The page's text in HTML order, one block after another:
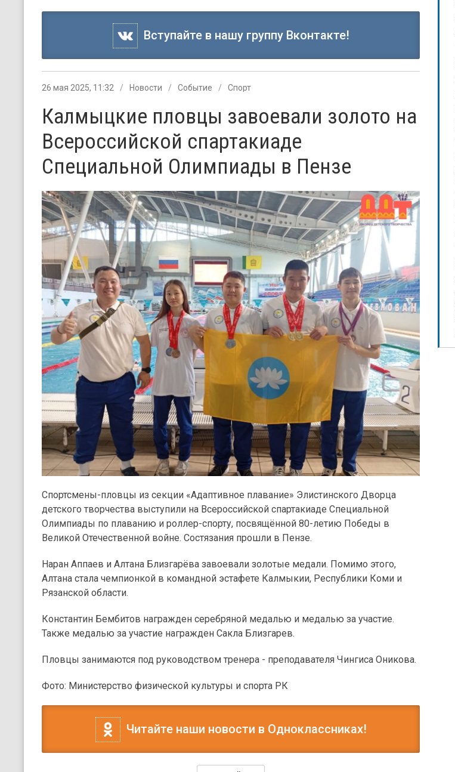
Вступайте в нашу группу Вконтакте!
26 мая 2025, 11:32 Новости Событие Спорт
Калмыцкие пловцы завоевали золото на
Всероссийской спартакиаде
Специальной Олимпиады в Пензе
Спортсмены-пловцы из секции «Адаптивное плавание» Элистинского Дворца
детского творчества выступили на Всероссийской спартакиаде Специальной
Олимпиады по плаванию и роллер-спорту, посвящённой 80-летию Победы в
Великой Отечественной войне. Состязания прошли в Пензе.
Наран Аппаев и Алтана Близгарёва завоевали золотые медали. Помимо этого,
Алтана стала чемпионкой в командной эстафете Калмыкии, Республики Коми и
Рязанской области.
Константин Бембитов награжден серебряной медалью и медалью за участие.
Также медалью за участие награжден Сакла Близгарев.
Пловцы занимаются под руководством тренера - преподавателя Чингиса Оникова.
Фото: Министерство физической культуры и спорта РК
Читайте наши новости в Одноклассниках!